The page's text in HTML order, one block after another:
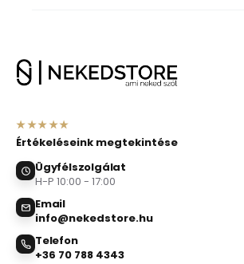
★★★★★
Értékeléseink megtekintése
Ügyfélszolgálat
H-P 10:00 - 17:00
Email
info@nekedstore.hu
Telefon
+36 70 788 4343